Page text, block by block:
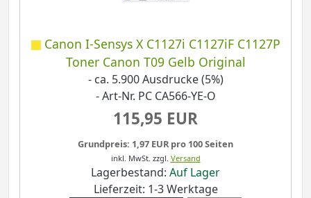
Canon I-Sensys X C1127i C1127iF C1127P
Toner Canon T09 Gelb Original
- ca. 5.900 Ausdrucke (5%)
- Art-Nr. PC CA566-YE-O
115,95 EUR
Grundpreis: 1,97 EUR pro 100 Seiten
inkl. MwSt. zzgl. Versand
Lagerbestand: Auf Lager
Lieferzeit: 1-3 Werktage